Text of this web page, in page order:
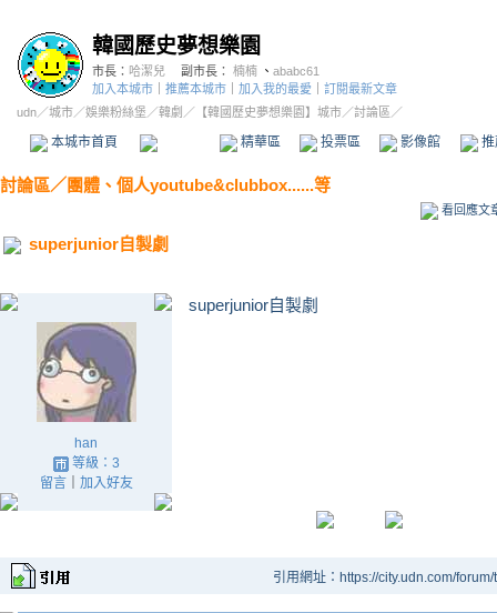
韓國歷史夢想樂園
市長： 哈潔兒 副市長： 楠楠 、 ababc61
加入本城市
推薦本城市 加入我的最愛
訂閱最新文章
udn／城市／娛樂粉絲堡 ／韓劇 ／ 【韓國歷史夢想樂園】城市／討論區／
本城市首頁 精華區 投票區 影像館
討論區／ 團體、個人youtube&clubbox......等
看回應文
superjunior自製劇
han
等級：3
留言｜ 加入好友
superjunior自製劇
引用網址：https://city.udn.com/